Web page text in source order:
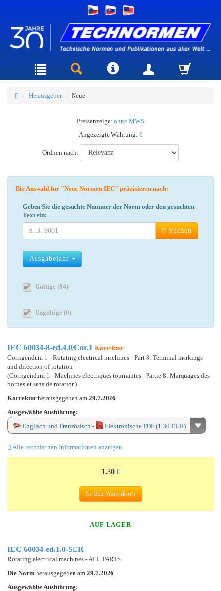
Herausgeber Neue
Preisanzeige: ohne MWS
Angezeigte Währung: €
Ordnen nach:
Die Auswahl für "Neue Normen IEC" präzisieren nach:
Geben Sie die gesuchte Nummer der Norm oder den gesuchten
Text ein:
Suchen
Ausgabejahr
Gültige (84)
Ungültige (0)
IEC 60034-8-ed.4.0/Cor.1 Korrektur
Corrigendum 1 - Rotating electrical machines - Part 8: Terminal markings
and direction of rotation
(Corrigendum 1 - Machines electriques tournantes - Partie 8: Marquages des
bornes et sens de rotation)
Korrektur herausgegeben am 29.7.2026
Ausgewählte Ausführung:
Englisch und Französisch -
Elektronische PDF (1.30 EUR)
Alle technischen Informationen anzeigen
1.30 €
In den Warenkorb
AUF LAGER
IEC 60034-ed.1.0-SER
Rotating electrical machines - ALL PARTS
Die Norm herausgegeben am 29.7.2026
Ausgewählte Ausführung: